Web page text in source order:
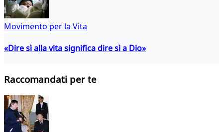
Movimento per la Vita
«Dire sì alla vita significa dire sì a Dio»
Raccomandati per te